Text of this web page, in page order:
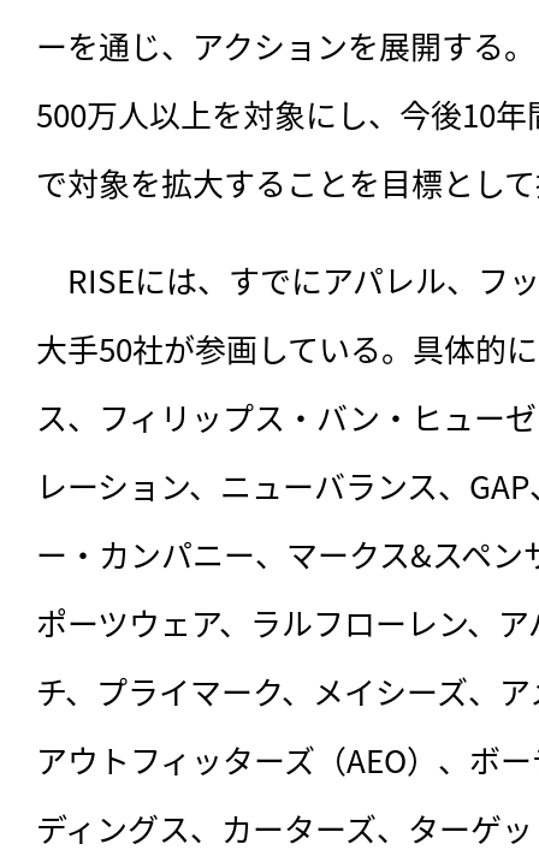
ーを通じ、アクションを展開する
500万人以上を対象にし、今後10
で対象を拡大することを目標とし
RISEには、すでにアパレル、フ
大手50社が参画している。具体的
ス、フィリップス・バン・ヒュー
レーション、ニューバランス、
ー・カンパニー、マークス&スペ
ポーツウェア、ラルフローレン、
チ、プライマーク、メイシーズ、
アウトフィッターズ（AEO）、ボ
ディングス、カーターズ、ターゲ